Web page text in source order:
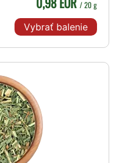
/ 20 g
Vybrať balenie